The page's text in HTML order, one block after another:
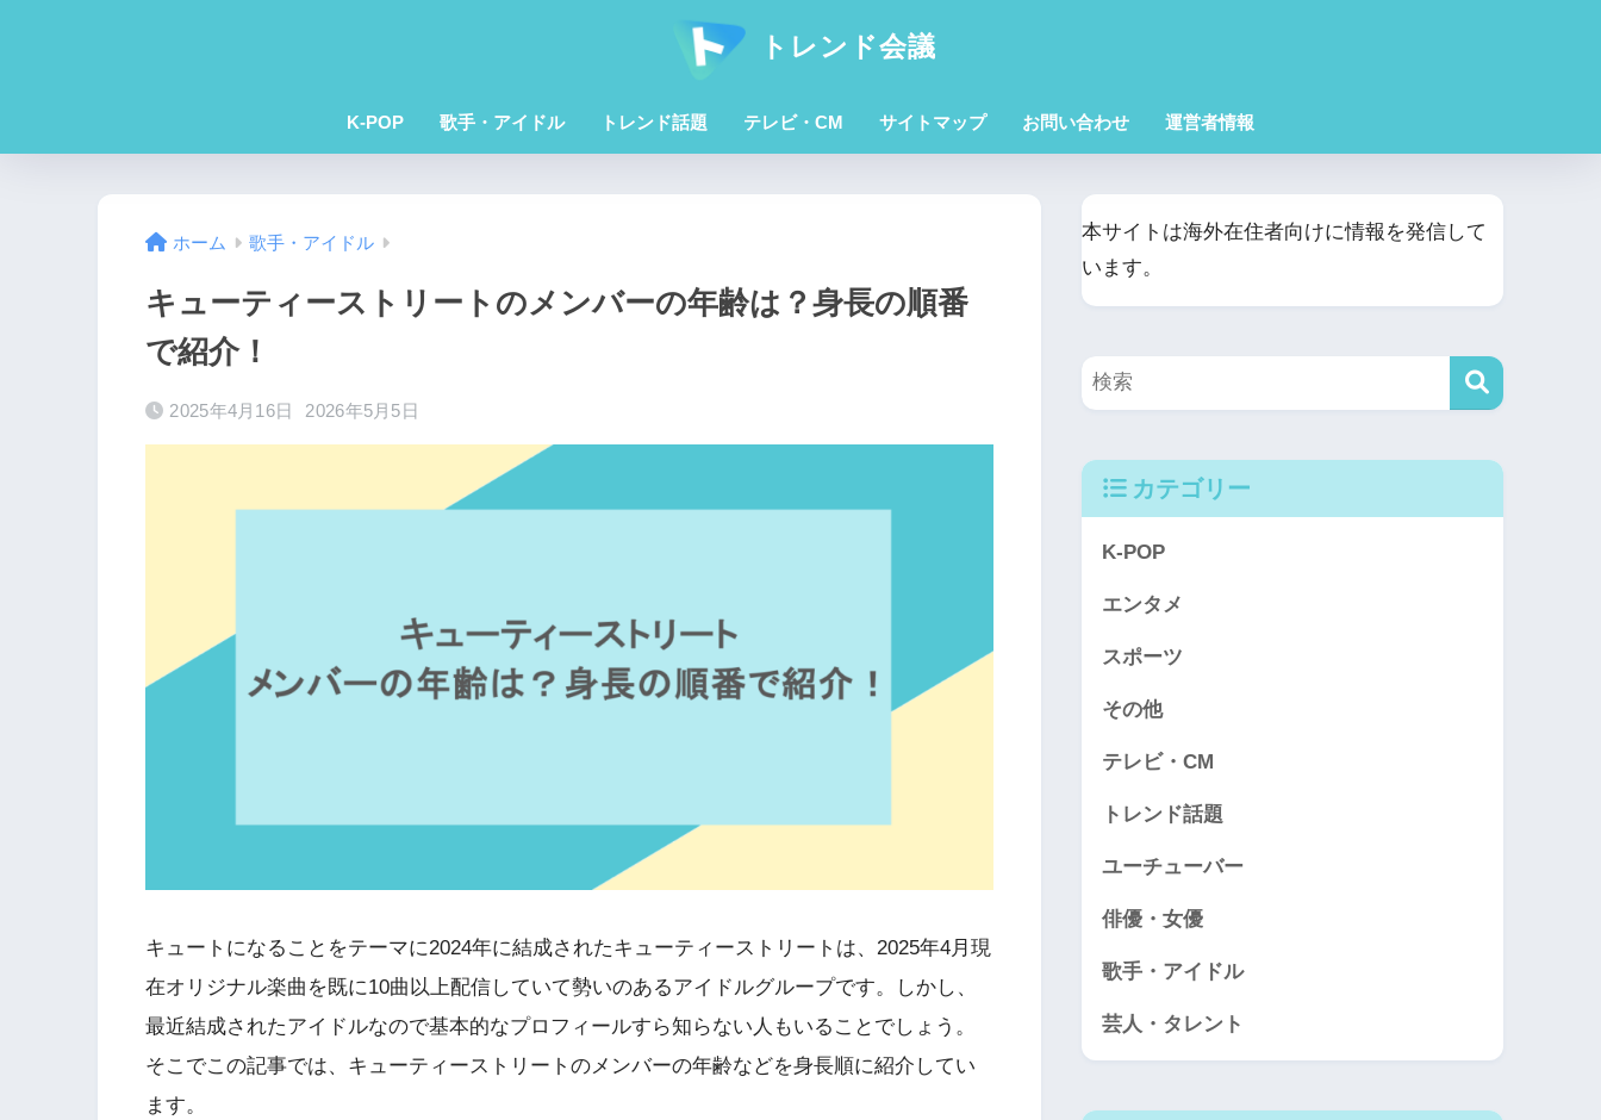
トレンド会議
K-POP 歌手・アイドル トレンド話題 テレビ・CM サイトマップ お問い合わせ 運営者情報
ホーム 歌手・アイドル
キューティーストリートのメンバーの年齢は？身長の順番
で紹介！
2025年4月16日 2026年5月5日
キュートになることをテーマに2024年に結成されたキューティーストリートは、2025年4月現
在オリジナル楽曲を既に10曲以上配信していて勢いのあるアイドルグループです。しかし、
最近結成されたアイドルなので基本的なプロフィールすら知らない人もいることでしょう。
そこでこの記事では、キューティーストリートのメンバーの年齢などを身長順に紹介してい
ます。
本サイトは海外在住者向けに情報を発信して
います。
カテゴリー
K-POP
エンタメ
スポーツ
その他
テレビ・CM
トレンド話題
ユーチューバー
俳優・女優
歌手・アイドル
芸人・タレント